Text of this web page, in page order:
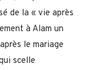
de la « vie après
à Alam un
le mariage
scelle